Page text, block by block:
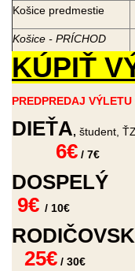
Košice predmestie
Košice - PRÍCHOD
KÚPIŤ
PREDPREDAJ
DIEŤA,
6€ / 7€
9€ / 10€
25€ / 30€